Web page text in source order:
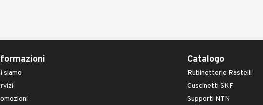
siamo
Catalogo
Rubinetterie Rastelli
Cuscinetti SKF
Supporti NTN